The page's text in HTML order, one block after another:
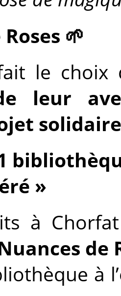
🌱
le choix
leur
»
à
de
à